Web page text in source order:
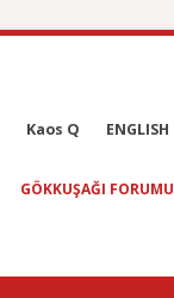
Kaos Q ENGLISH
GÖKKUŞAĞI FORUMU